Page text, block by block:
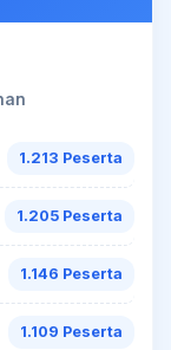
1.213 Peserta
1.205 Peserta
1.146 Peserta
1.109 Peserta